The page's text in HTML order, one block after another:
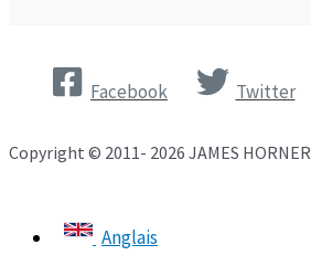
Facebook Twitter
Copyright © 2011- 2026 JAMES HORNER
Anglais